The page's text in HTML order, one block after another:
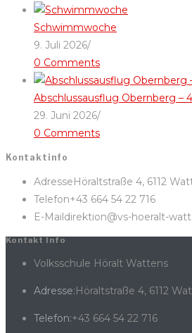
Schwimmwoche
9. Juli 2026/
0 Comments
Abschlussausflug Obernberg –
29. Juni 2026/
0 Comments
Kontaktinfo
AdresseHöraltstraße 4, 6112
Telefon+43 664 54 22 716
E-Maildirektion@vs-hoeralt-
Kontakt Info
Volksschule Höralt Wattens
Adresse:Höraltstraße 4, 6112
Telefon:+43 664 54 22 716